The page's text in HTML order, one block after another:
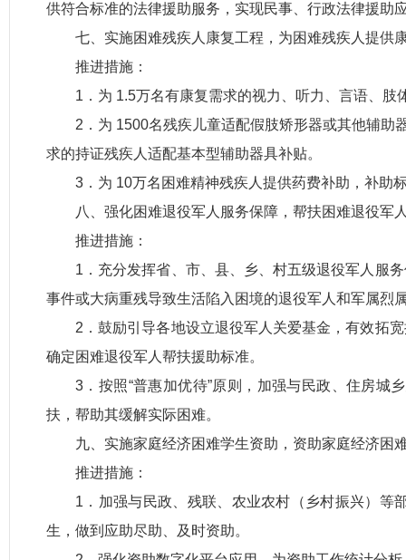
供符合标准的法律援助服务，实现民事、行政法律援助
七、实施困难残疾人康复工程，为困难残疾人提供
推进措施：
1．为 1.5万名有康复需求的视力、听力、言语、
2．为 1500名残疾儿童适配假肢矫形器或其他辅助
求的持证残疾人适配基本型辅助器具补贴。
3．为 10万名困难精神残疾人提供药费补助，补助
八、强化困难退役军人服务保障，帮扶困难退役军
推进措施：
1．充分发挥省、市、县、乡、村五级退役军人服
事件或大病重残导致生活陷入困境的退役军人和军属烈
2．鼓励引导各地设立退役军人关爱基金，有效拓
确定困难退役军人帮扶援助标准。
3．按照“普惠加优待”原则，加强与民政、住房城
扶，帮助其缓解实际困难。
九、实施家庭经济困难学生资助，资助家庭经济困
推进措施：
1．加强与民政、残联、农业农村（乡村振兴）等
生，做到应助尽助、及时资助。